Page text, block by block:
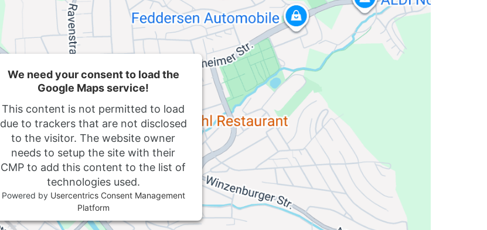
We need your consent to load the
Google Maps service!
This content is not permitted to load
due to trackers that are not disclosed
to the visitor. The website owner
needs to setup the site with their
CMP to add this content to the list of
technologies used.
Powered by Usercentrics Consent Management
Platform